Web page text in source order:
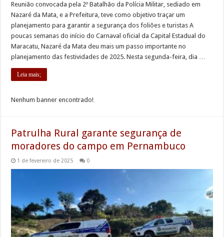
Reunião convocada pela 2º Batalhão da Polícia Militar, sediado em
Nazaré da Mata, e a Prefeitura, teve como objetivo traçar um
planejamento para garantir a segurança dos foliões e turistas A
poucas semanas do início do Carnaval oficial da Capital Estadual do
Maracatu, Nazaré da Mata deu mais um passo importante no
planejamento das festividades de 2025. Nesta segunda-feira, dia …
Leia mais;
Nenhum banner encontrado!
Patrulha Rural garante segurança de
moradores do campo em Pernambuco
1 de fevereiro de 2025 0